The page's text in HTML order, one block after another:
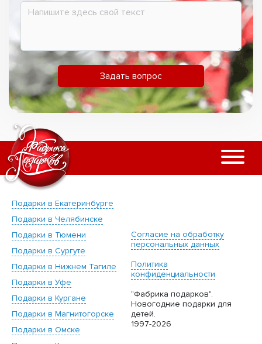
Задать вопрос
Подарки в Екатеринбурге
Подарки в Челябинске
Подарки в Тюмени
Подарки в Сургуте
Подарки в Нижнем Тагиле
Подарки в Уфе
Подарки в Кургане
Подарки в Магнитогорске
Подарки в Омске
Согласие на обработку
персональных данных
Политика
конфиденциальности
"Фабрика подарков".
Новогодние подарки для
детей.
1997-2026